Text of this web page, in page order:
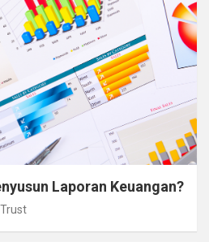
Laporan Keuangan?